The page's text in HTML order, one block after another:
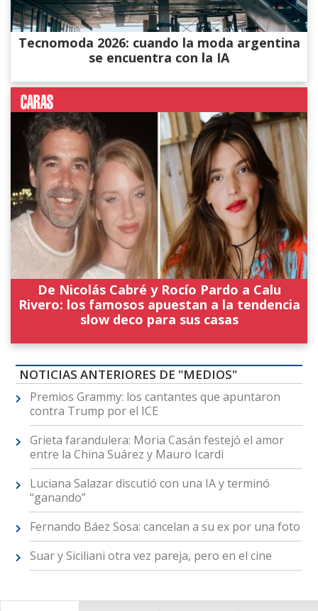
Tecnomoda 2026: cuando la moda argentina
se encuentra con la IA
De Nicolás Cabré y Rocío Pardo a Calu
Rivero: los famosos apuestan a la tendencia
slow deco para sus casas
NOTICIAS ANTERIORES DE "MEDIOS"
Premios Grammy: los cantantes que apuntaron
contra Trump por el ICE
Grieta farandulera: Moria Casán festejó el amor
entre la China Suárez y Mauro Icardi
Luciana Salazar discutió con una IA y terminó
“ganando”
Fernando Báez Sosa: cancelan a su ex por una foto
Suar y Siciliani otra vez pareja, pero en el cine